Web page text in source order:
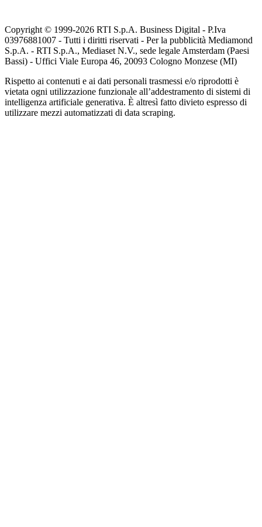
Copyright © 1999-2026 RTI S.p.A. Business Digital - P.Iva
03976881007 - Tutti i diritti riservati - Per la pubblicità Mediamond
S.p.A. - RTI S.p.A., Mediaset N.V., sede legale Amsterdam (Paesi
Bassi) - Uffici Viale Europa 46, 20093 Cologno Monzese (MI)
Rispetto ai contenuti e ai dati personali trasmessi e/o riprodotti è
vietata ogni utilizzazione funzionale all’addestramento di sistemi di
intelligenza artificiale generativa. È altresì fatto divieto espresso di
utilizzare mezzi automatizzati di data scraping.